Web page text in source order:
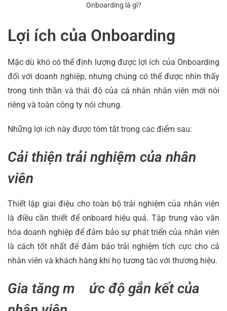
Onboarding là gì?
Lợi ích của Onboarding
Mặc dù khó có thể định lượng được lợi ích của Onboarding
đối với doanh nghiệp, nhưng chúng có thể được nhìn thấy
trong tinh thần và thái độ của cá nhân nhân viên mới nói
riêng và toàn công ty nói chung.
Những lợi ích này được tóm tắt trong các điểm sau:
Cải thiện trải nghiệm của nhân
viên
Thiết lập giai điệu cho toàn bộ trải nghiệm của nhân viên
là điều cần thiết để onboard hiệu quả. Tập trung vào văn
hóa doanh nghiệp để đảm bảo sự phát triển của nhân viên
là cách tốt nhất để đảm bảo trải nghiệm tích cực cho cả
nhân viên và khách hàng khi họ tương tác với thương hiệu.
Gia tăng m ức độ gắn kết của